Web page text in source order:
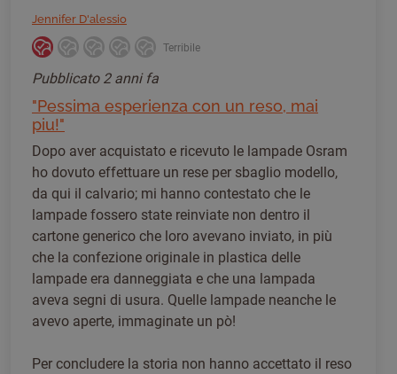
Jennifer D'alessio
Terribile
Pubblicato 2 anni fa
"Pessima esperienza con un reso, mai
piu!"
Dopo aver acquistato e ricevuto le lampade Osram
ho dovuto effettuare un rese per sbaglio modello,
da qui il calvario; mi hanno contestato che le
lampade fossero state reinviate non dentro il
cartone generico che loro avevano inviato, in più
che la confezione originale in plastica delle
lampade era danneggiata e che una lampada
aveva segni di usura. Quelle lampade neanche le
avevo aperte, immaginate un pò!
Per concludere la storia non hanno accettato il reso